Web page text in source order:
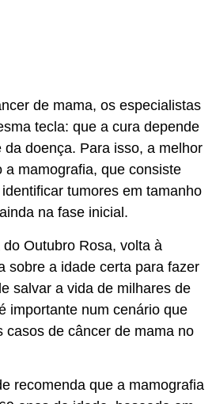
de mama, os especialistas
tecla: que a cura depende
doença. Para isso, a melhor
a mamografia, que consiste
tumores em tamanho
na fase inicial.
Outubro Rosa, volta à
sobre a idade certa para fazer
salvar a vida de milhares de
importante num cenário que
casos de câncer de mama no
recomenda que a mamografia